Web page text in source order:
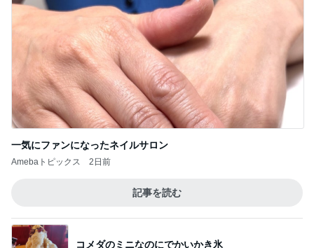
一気にファンになったネイルサロン
Amebaトピックス 2日前
記事を読む
コメダのミニなのにでかいかき氷